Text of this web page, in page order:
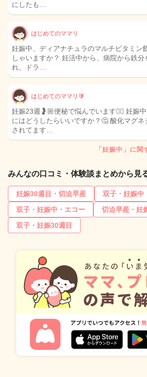
にしたも…
はじめてのママリ
妊娠中、ディアナチュラのマルチビタミン
しゃいますか？ 妊活中から、病院から鉄
れ、ドラ…
はじめてのママリ🔰
妊娠23週🤰🏼便秘で悩んでいます😵‍💫 妊娠
にはどうしたらいいですか？🤔 酸化マグ
されてます…
「妊娠中」に
みんなの口コミ・体験談まとめから見
妊娠30週目・切迫早産
双子・妊娠中
双子・妊娠中・エコー
切迫早産・妊
双子・妊娠30週目